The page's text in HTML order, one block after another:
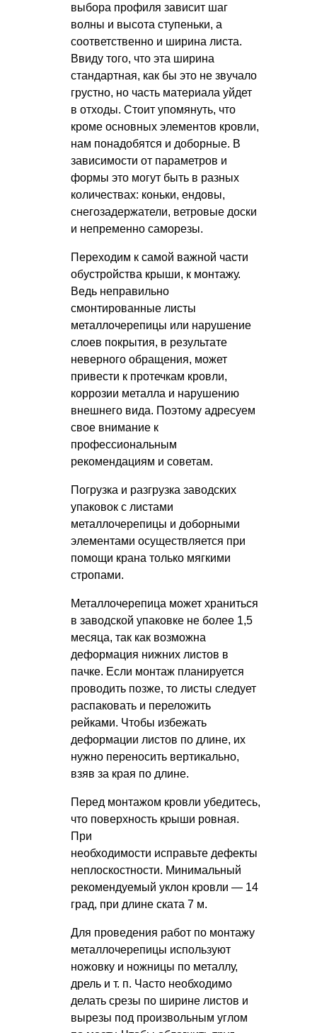
выбора профиля зависит шаг
волны и высота ступеньки, а
соответственно и ширина листа.
Ввиду того, что эта ширина
стандартная, как бы это не звучало
грустно, но часть материала уйдет
в отходы. Стоит упомянуть, что
кроме основных элементов кровли,
нам понадобятся и доборные. В
зависимости от параметров и
формы это могут быть в разных
количествах: коньки, ендовы,
снегозадержатели, ветровые доски
и непременно саморезы.
Переходим к самой важной части
обустройства крыши, к монтажу.
Ведь неправильно
смонтированные листы
металлочерепицы или нарушение
слоев покрытия, в результате
неверного обращения, может
привести к протечкам кровли,
коррозии металла и нарушению
внешнего вида. Поэтому адресуем
свое внимание к
профессиональным
рекомендациям и советам.
Погрузка и разгрузка заводских
упаковок с листами
металлочерепицы и доборными
элементами осуществляется при
помощи крана только мягкими
стропами.
Металлочерепица может храниться
в заводской упаковке не более 1,5
месяца, так как возможна
деформация нижних листов в
пачке. Если монтаж планируется
проводить позже, то листы следует
распаковать и переложить
рейками. Чтобы избежать
деформации листов по длине, их
нужно переносить вертикально,
взяв за края по длине.
Перед монтажом кровли убедитесь,
что поверхность крыши ровная.
При
необходимости исправьте дефекты
неплоскостности. Минимальный
рекомендуемый уклон кровли — 14
град, при длине ската 7 м.
Для проведения работ по монтажу
металлочерепицы используют
ножовку и ножницы по металлу,
дрель и т. п. Часто необходимо
делать срезы по ширине листов и
вырезы под произвольным углом